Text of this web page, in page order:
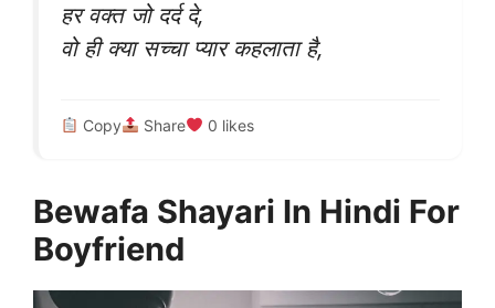
हर वक्त जो दर्द दे,
वो ही क्या सच्चा प्यार कहलाता है,
Copy Share 0 likes
Bewafa Shayari In Hindi For
Boyfriend